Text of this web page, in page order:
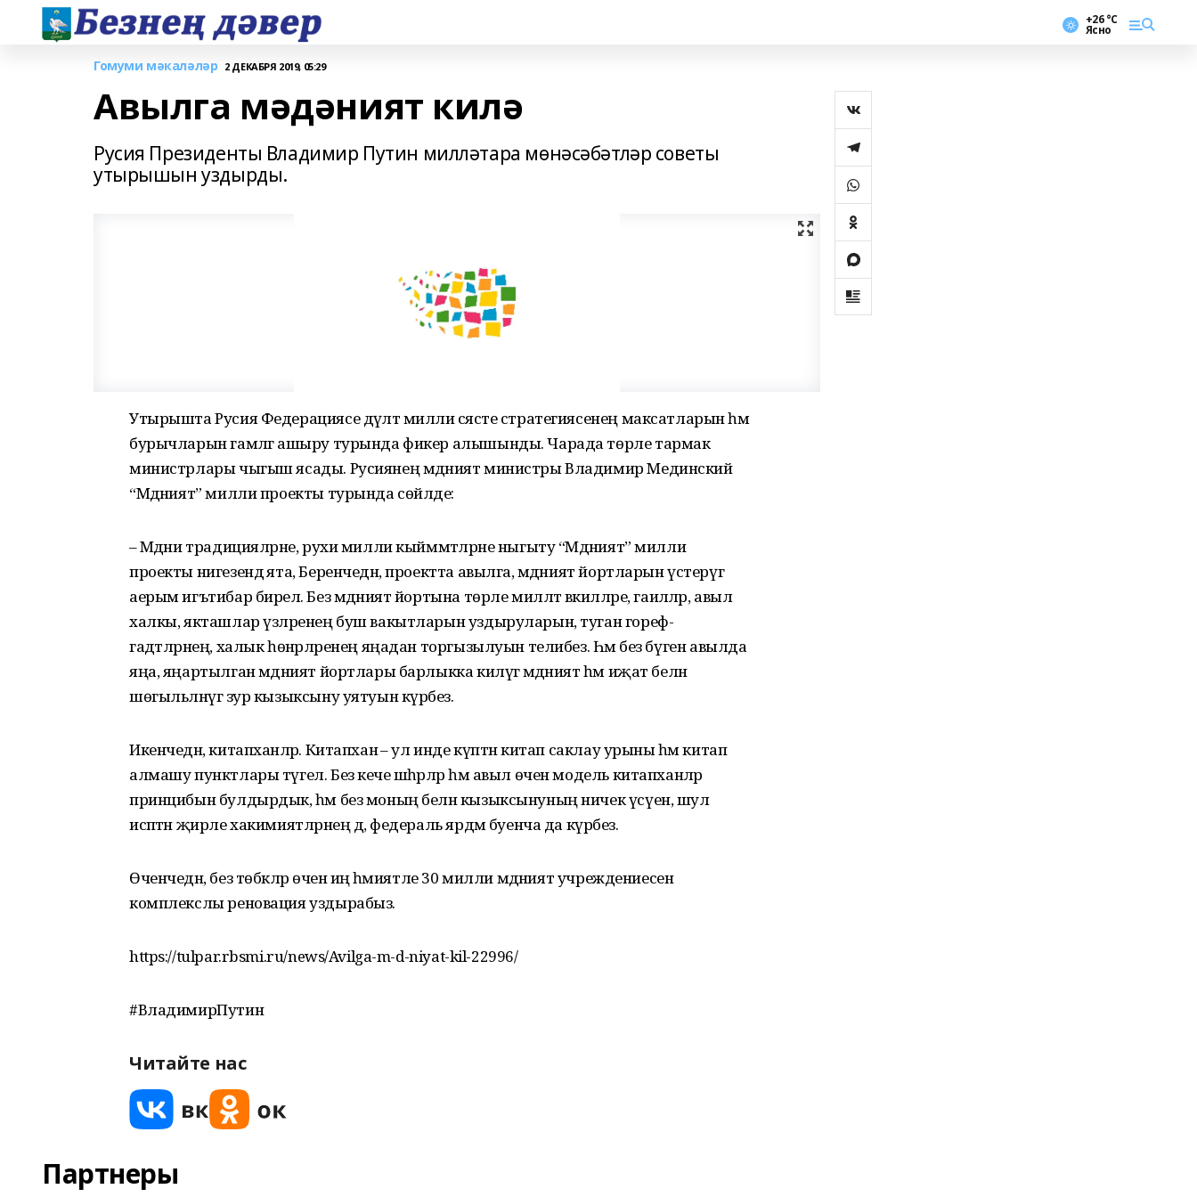
+26 °С
Ясно
Гомуми мәкаләләр 2 ДЕКАБРЯ 2019, 05:29
Авылга мәдәният килә
Русия Президенты Владимир Путин милләтара мөнәсәбәтләр советы
утырышын уздырды.
Утырышта Русия Федерациясе дәүләт милли сәясәте стратегиясенең максатларын һәм
бурычларын гамәлгә ашыру турында фикер алышынды. Чарада төрле тармак
министрлары чыгыш ясады. Русиянең мәдәният министры Владимир Мединский
“Мәдәният” милли проекты турында сөйләде:
– Мәдәни традицияләрне, рухи милли кыйммәтләрне ныгыту “Мәдәният” милли
проекты нигезендә ята, Беренчедән, проектта авылга, мәдәният йортларын үстерүгә
аерым игътибар бирелә. Без мәдәният йортына төрле милләт вәкилләре, гаиләләр, авыл
халкы, якташлар үзләренең буш вакытларын уздыруларын, туган гореф-
гадәтләрнең, халык һөнәрләренең яңадан торгызылуын телибез. Һәм без бүген авылда
яңа, яңартылган мәдәният йортлары барлыкка килүгә мәдәният һәм иҗат белән
шөгыльләнүгә зур кызыксыну уятуын күрәбез.
Икенчедән, китапханәләр. Китапханә – ул инде күптән китап саклау урыны һәм китап
алмашу пунктлары түгел. Без кече шәһәрләр һәм авыл өчен модель китапханәләр
принцибын булдырдык, һәм без моның белән кызыксынуның ничек үсүен, шул
исәптән җирле хакимиятләрнең дә, федераль ярдәм буенча да күрәбез.
Өченчедән, без төбәкләр өчен иң әһәмиятле 30 милли мәдәният учреждениесенә
комплекслы реновация уздырабыз.
https://tulpar.rbsmi.ru/news/Avilga-m-d-niyat-kil-22996/
#ВладимирПутин
Читайте нас
Партнеры